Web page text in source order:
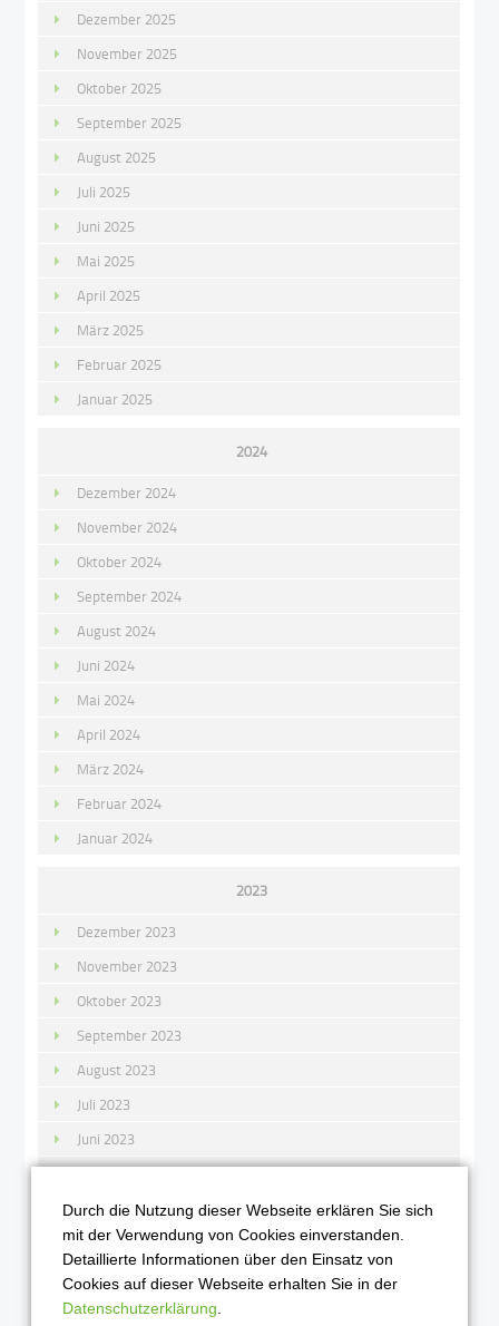
Dezember 2025
November 2025
Oktober 2025
September 2025
August 2025
Juli 2025
Juni 2025
Mai 2025
April 2025
März 2025
Februar 2025
Januar 2025
2024
Dezember 2024
November 2024
Oktober 2024
September 2024
August 2024
Juni 2024
Mai 2024
April 2024
März 2024
Februar 2024
Januar 2024
2023
Dezember 2023
November 2023
Oktober 2023
September 2023
August 2023
Juli 2023
Juni 2023
Mai 2023
April 2023
März 2023
Februar 2023
Januar 2023
Durch die Nutzung dieser Webseite erklären Sie sich
mit der Verwendung von Cookies einverstanden.
Detaillierte Informationen über den Einsatz von
Cookies auf dieser Webseite erhalten Sie in der
Datenschutzerklärung